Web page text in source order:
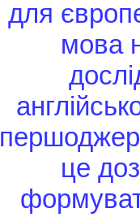
для
мова
це